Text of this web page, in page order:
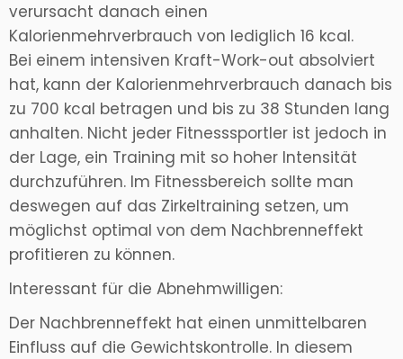
verursacht danach einen
Kalorienmehrverbrauch von lediglich 16 kcal.
Bei einem intensiven Kraft-Work-out absolviert
hat, kann der Kalorienmehrverbrauch danach bis
zu 700 kcal betragen und bis zu 38 Stunden lang
anhalten. Nicht jeder Fitnesssportler ist jedoch in
der Lage, ein Training mit so hoher Intensität
durchzuführen. Im Fitnessbereich sollte man
deswegen auf das Zirkeltraining setzen, um
möglichst optimal von dem Nachbrenneffekt
profitieren zu können.
Interessant für die Abnehmwilligen:
Der Nachbrenneffekt hat einen unmittelbaren
Einfluss auf die Gewichtskontrolle. In diesem